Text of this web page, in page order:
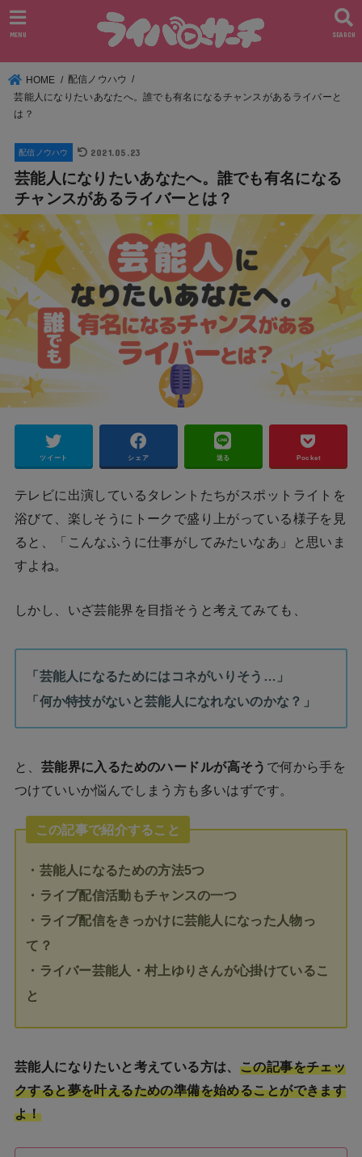
SEARCH
MENU
HOME
配信ノウハウ
芸能人になりたいあなたへ。誰でも有名になるチャンスがあるライバーと
は？
配信ノウハウ 2021.05.23
芸能人になりたいあなたへ。誰でも有名になる
チャンスがあるライバーとは？
ツイート シェア 送る Pocket
テレビに出演しているタレントたちがスポットライトを
浴びて、楽しそうにトークで盛り上がっている様子を見
ると、「こんなふうに仕事がしてみたいなあ」と思いま
すよね。
しかし、いざ芸能界を目指そうと考えてみても、
「芸能人になるためにはコネがいりそう…」
「何か特技がないと芸能人になれないのかな？」
と、 芸能界に入るためのハードルが高そう で何から手を
つけていいか悩んでしまう方も多いはずです。
この記事で紹介すること
・芸能人になるための方法5つ
・ライブ配信活動もチャンスの一つ
・ライブ配信をきっかけに芸能人になった人物っ
て？
・ライバー芸能人・村上ゆりさんが心掛けているこ
と
芸能人になりたいと考えている方は、 この記事をチェッ
クすると夢を叶えるための準備を始めることができます
よ！